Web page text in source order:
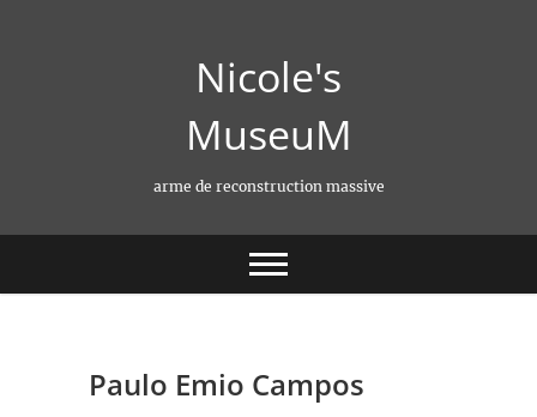
Nicole's
MuseuM
arme de reconstruction massive
Paulo Emio Campos